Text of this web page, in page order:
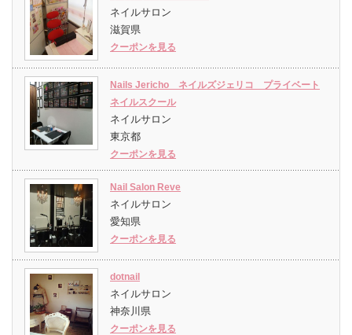
ネイルサロン
滋賀県
クーポンを見る
Nails Jericho ネイルズジェリコ プライベート
ネイルスクール
ネイルサロン
東京都
クーポンを見る
Nail Salon Reve
ネイルサロン
愛知県
クーポンを見る
dotnail
ネイルサロン
神奈川県
クーポンを見る